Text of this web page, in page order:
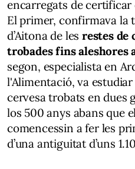
encarregats de
El primer, confirmava la
d’Aitona de les restes de
trobades fins aleshores
segon, especialista en
l'Alimentació, va
cervesa trobats en dues
los 500 anys abans que
comencessin a fer les
d’una antiguitat d’uns